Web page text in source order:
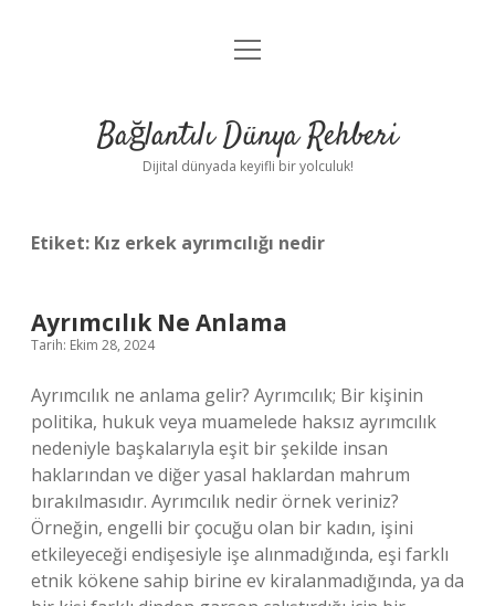
Anasayfa
Yasal Uyarı
menüyü
Bağlantılı Dünya Rehberi
Dijital dünyada keyifli bir yolculuk!
Etiket: Kız erkek ayrımcılığı nedir
Ayrımcılık Ne Anlama
Tarih: Ekim 28, 2024
Ayrımcılık ne anlama gelir? Ayrımcılık; Bir kişinin
politika, hukuk veya muamelede haksız ayrımcılık
nedeniyle başkalarıyla eşit bir şekilde insan
haklarından ve diğer yasal haklardan mahrum
bırakılmasıdır. Ayrımcılık nedir örnek veriniz?
Örneğin, engelli bir çocuğu olan bir kadın, işini
etkileyeceği endişesiyle işe alınmadığında, eşi farklı
etnik kökene sahip birine ev kiralanmadığında, ya da